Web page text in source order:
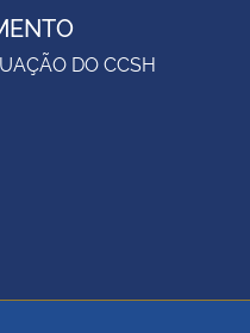
DO CCSH